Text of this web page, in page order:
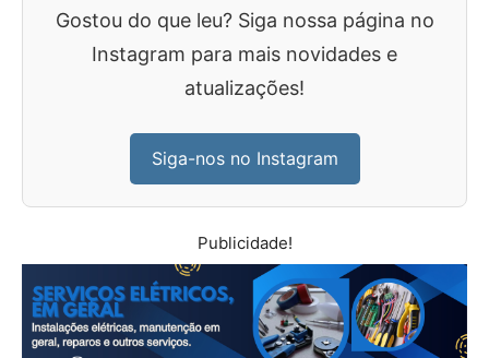
Gostou do que leu? Siga nossa página no
Instagram para mais novidades e
atualizações!
Siga-nos no Instagram
Publicidade!